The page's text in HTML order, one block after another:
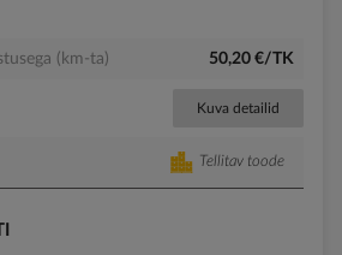
(km-ta) 50,20 €/TK
Kuva detailid
Tellitav toode